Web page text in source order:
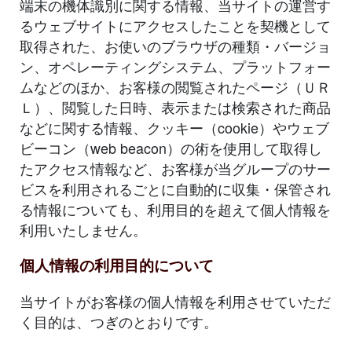
端末の機体識別に関する情報、当サイトの運営す
るウェブサイトにアクセスしたことを契機として
取得された、お使いのブラウザの種類・バージョ
ン、オペレーティングシステム、プラットフォー
ムなどのほか、お客様の閲覧されたページ（ＵＲ
Ｌ）、閲覧した日時、表示または検索された商品
などに関する情報、クッキー（cookie）やウェブ
ビーコン（web beacon）の術を使用して取得し
たアクセス情報など、お客様が当グループのサー
ビスを利用されるごとに自動的に収集・保管され
る情報についても、利用目的を超えて個人情報を
利用いたしません。
個人情報の利用目的について
当サイトがお客様の個人情報を利用させていただ
く目的は、つぎのとおりです。